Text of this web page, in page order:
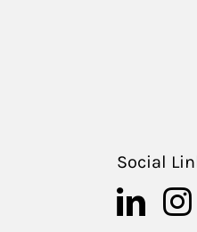
Social